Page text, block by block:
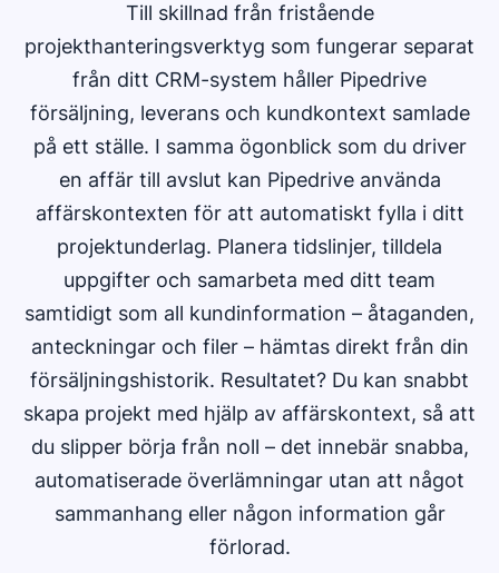
Till skillnad från fristående
projekthanteringsverktyg som fungerar separat
från ditt CRM-system håller Pipedrive
försäljning, leverans och kundkontext samlade
på ett ställe. I samma ögonblick som du driver
en affär till avslut kan Pipedrive använda
affärskontexten för att automatiskt fylla i ditt
projektunderlag. Planera tidslinjer, tilldela
uppgifter och samarbeta med ditt team
samtidigt som all kundinformation – åtaganden,
anteckningar och filer – hämtas direkt från din
försäljningshistorik. Resultatet? Du kan snabbt
skapa projekt med hjälp av affärskontext, så att
du slipper börja från noll – det innebär snabba,
automatiserade överlämningar utan att något
sammanhang eller någon information går
förlorad.